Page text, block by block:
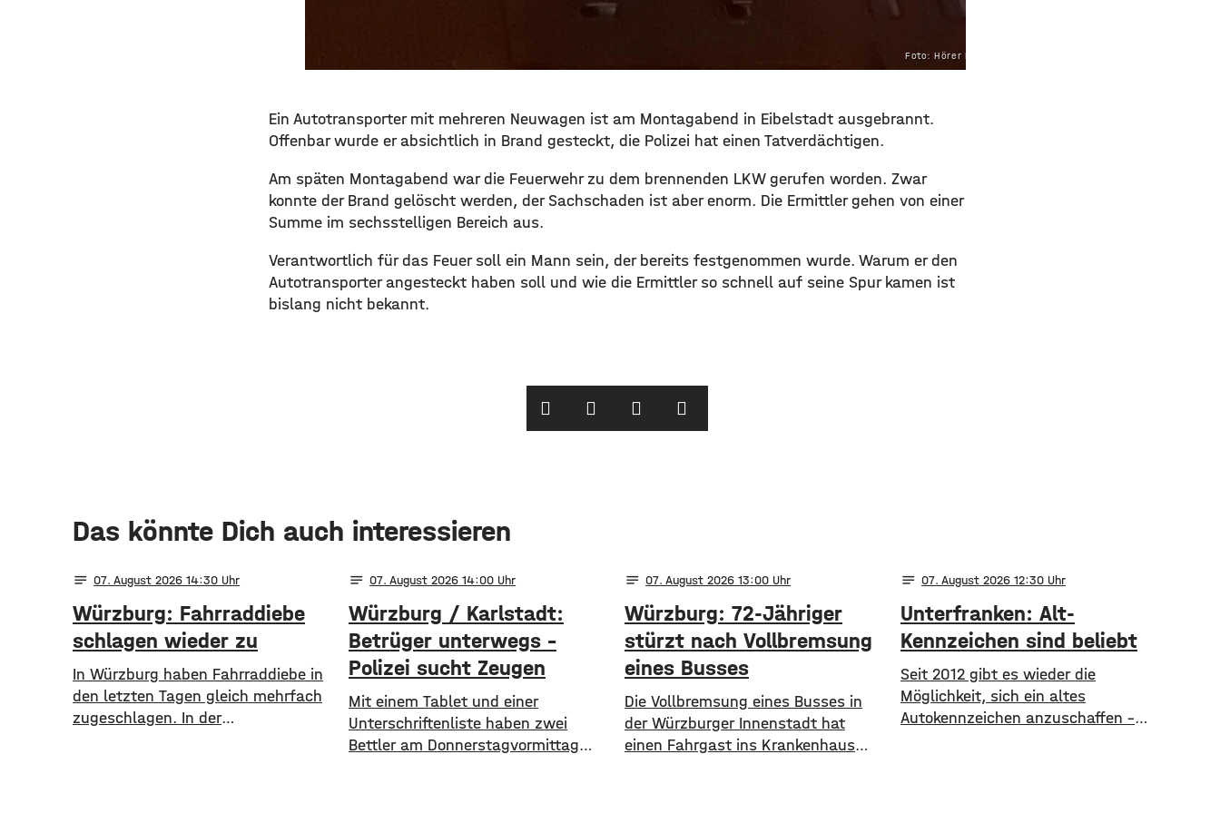
Foto: Hörer Moritz
Ein Autotransporter mit mehreren Neuwagen ist am Montagabend in Eibelstadt ausgebrannt.
Offenbar wurde er absichtlich in Brand gesteckt, die Polizei hat einen Tatverdächtigen.
Am späten Montagabend war die Feuerwehr zu dem brennenden LKW gerufen worden. Zwar
konnte der Brand gelöscht werden, der Sachschaden ist aber enorm. Die Ermittler gehen von einer
Summe im sechsstelligen Bereich aus.
Verantwortlich für das Feuer soll ein Mann sein, der bereits festgenommen wurde. Warum er den
Autotransporter angesteckt haben soll und wie die Ermittler so schnell auf seine Spur kamen ist
bislang nicht bekannt.
Das könnte Dich auch interessieren
notes 07. August 2026 14:30
Würzburg: Fahrraddiebe
schlagen wieder zu
In Würzburg haben Fahrraddiebe in
den letzten Tagen gleich mehrfach
zugeschlagen. In der
notes 07. August 2026 14:00
Würzburg / Karlstadt:
Betrüger unterwegs –
Polizei sucht Zeugen
Mit einem Tablet und einer
Unterschriftenliste haben zwei
Bettler am Donnerstagvormittag
notes 07. August 2026 13:00
Würzburg: 72-Jähriger
stürzt nach Vollbremsung
eines Busses
Die Vollbremsung eines Busses in
der Würzburger Innenstadt hat
einen Fahrgast ins Krankenhaus
notes 07. August 2026 12:30
Unterfranken: Alt-
Kennzeichen sind beliebt
Seit 2012 gibt es wieder die
Möglichkeit, sich ein altes
Autokennzeichen anzuschaffen –